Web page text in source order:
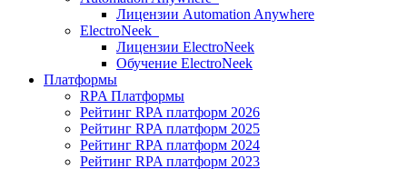
Лицензии Automation Anywhere
ElectroNeek
Лицензии ElectroNeek
Обучение ElectroNeek
Платформы
RPA Платформы
Рейтинг RPA платформ 2026
Рейтинг RPA платформ 2025
Рейтинг RPA платформ 2024
Рейтинг RPA платформ 2023